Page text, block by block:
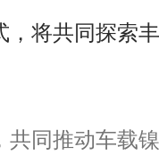
将共同探索
同推动车载